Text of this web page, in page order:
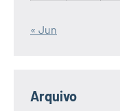
« Jun
Arquivo